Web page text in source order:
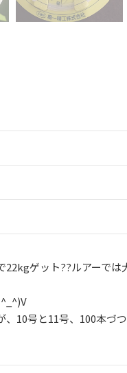
ゲット??ルアーでは
10号と11号、100本づ